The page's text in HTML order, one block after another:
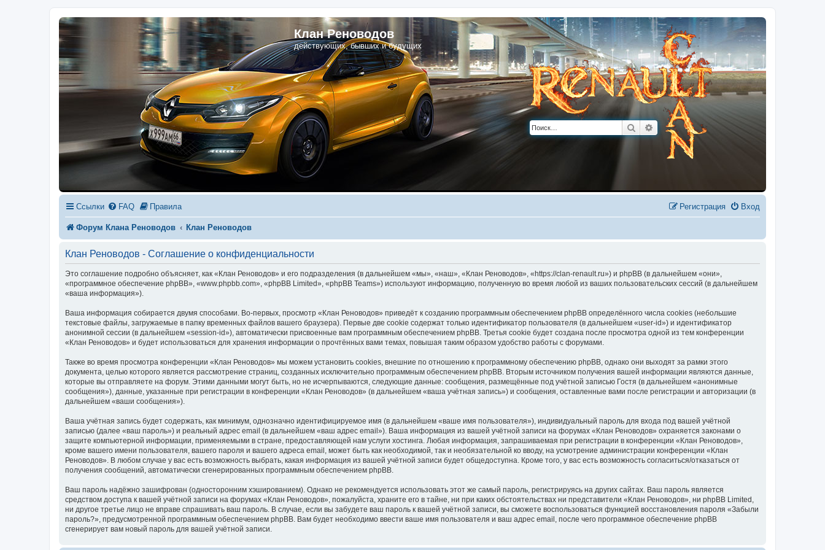
Клан Реноводов
действующих, бывших и будущих
Поиск Расширенный поиск
Ссылки FAQ Правила Вход
Регистрация
Форум Клана Реноводов Клан Реноводов
Клан Реноводов - Соглашение о конфиденциальности
Это соглашение подробно объясняет, как «Клан Реноводов» и его подразделения (в дальнейшем «мы», «наш», «Клан Реноводов», «https://clan-renault.ru») и phpBB (в дальнейшем «они»,
«программное обеспечение phpBB», «www.phpbb.com», «phpBB Limited», «phpBB Teams») используют информацию, полученную во время любой из ваших пользовательских сессий (в дальнейшем
«ваша информация»).
Ваша информация собирается двумя способами. Во-первых, просмотр «Клан Реноводов» приведёт к созданию программным обеспечением phpBB определённого числа cookies (небольшие
текстовые файлы, загружаемые в папку временных файлов вашего браузера). Первые две cookie содержат только идентификатор пользователя (в дальнейшем «user-id») и идентификатор
анонимной сессии (в дальнейшем «session-id»), автоматически присвоенные вам программным обеспечением phpBB. Третья cookie будет создана после просмотра одной из тем конференции
«Клан Реноводов» и будет использоваться для хранения информации о прочтённых вами темах, повышая таким образом удобство работы с форумами.
Также во время просмотра конференции «Клан Реноводов» мы можем установить cookies, внешние по отношению к программному обеспечению phpBB, однако они выходят за рамки этого
документа, целью которого является рассмотрение страниц, созданных исключительно программным обеспечением phpBB. Вторым источником получения вашей информации являются данные,
которые вы отправляете на форум. Этими данными могут быть, но не исчерпываются, следующие данные: сообщения, размещённые под учётной записью Гостя (в дальнейшем «анонимные
сообщения»), данные, указанные при регистрации в конференции «Клан Реноводов» (в дальнейшем «ваша учётная запись») и сообщения, оставленные вами после регистрации и авторизации (в
дальнейшем «ваши сообщения»).
Ваша учётная запись будет содержать, как минимум, однозначно идентифицируемое имя (в дальнейшем «ваше имя пользователя»), индивидуальный пароль для входа под вашей учётной
записью (далее «ваш пароль») и реальный адрес email (в дальнейшем «ваш адрес email»). Ваша информация из вашей учётной записи на форумах «Клан Реноводов» охраняется законами о
защите компьютерной информации, применяемыми в стране, предоставляющей нам услуги хостинга. Любая информация, запрашиваемая при регистрации в конференции «Клан Реноводов»,
кроме вашего имени пользователя, вашего пароля и вашего адреса email, может быть как необходимой, так и необязательной ко вводу, на усмотрение администрации конференции «Клан
Реноводов». В любом случае у вас есть возможность выбрать, какая информация из вашей учётной записи будет общедоступна. Кроме того, у вас есть возможность согласиться/отказаться от
получения сообщений, автоматически сгенерированных программным обеспечением phpBB.
Ваш пароль надёжно зашифрован (односторонним хэшированием). Однако не рекомендуется использовать этот же самый пароль, регистрируясь на других сайтах. Ваш пароль является
средством доступа к вашей учётной записи на форумах «Клан Реноводов», пожалуйста, храните его в тайне, ни при каких обстоятельствах ни представители «Клан Реноводов», ни phpBB Limited,
ни другое третье лицо не вправе спрашивать ваш пароль. В случае, если вы забудете ваш пароль к вашей учётной записи, вы сможете воспользоваться функцией восстановления пароля «Забыли
пароль?», предусмотренной программным обеспечением phpBB. Вам будет необходимо ввести ваше имя пользователя и ваш адрес email, после чего программное обеспечение phpBB
сгенерирует вам новый пароль для вашей учётной записи.